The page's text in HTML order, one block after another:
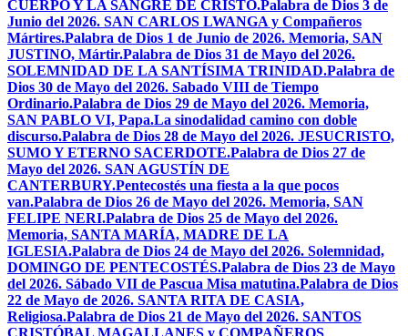
CUERPO Y LA SANGRE DE CRISTO.Palabra de Dios 3 de
Junio del 2026. SAN CARLOS LWANGA y Compañeros
Mártires.Palabra de Dios 1 de Junio de 2026. Memoria, SAN
JUSTINO, Mártir.Palabra de Dios 31 de Mayo del 2026.
SOLEMNIDAD DE LA SANTÍSIMA TRINIDAD.Palabra de
Dios 30 de Mayo del 2026. Sabado VIII de Tiempo
Ordinario.Palabra de Dios 29 de Mayo del 2026. Memoria,
SAN PABLO VI, Papa.La sinodalidad camino con doble
discurso.Palabra de Dios 28 de Mayo del 2026. JESUCRISTO,
SUMO Y ETERNO SACERDOTE.Palabra de Dios 27 de
Mayo del 2026. SAN AGUSTÍN DE
CANTERBURY.Pentecostés una fiesta a la que pocos
van.Palabra de Dios 26 de Mayo del 2026. Memoria, SAN
FELIPE NERI.Palabra de Dios 25 de Mayo del 2026.
Memoria, SANTA MARÍA, MADRE DE LA
IGLESIA.Palabra de Dios 24 de Mayo del 2026. Solemnidad,
DOMINGO DE PENTECOSTÉS.Palabra de Dios 23 de Mayo
del 2026. Sábado VII de Pascua Misa matutina.Palabra de Dios
22 de Mayo de 2026. SANTA RITA DE CASIA,
Religiosa.Palabra de Dios 21 de Mayo del 2026. SANTOS